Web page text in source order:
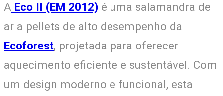
A Eco II (EM 2012) é uma salamandra de
ar a pellets de alto desempenho da
Ecoforest, projetada para oferecer
aquecimento eficiente e sustentável. Com
um design moderno e funcional, esta